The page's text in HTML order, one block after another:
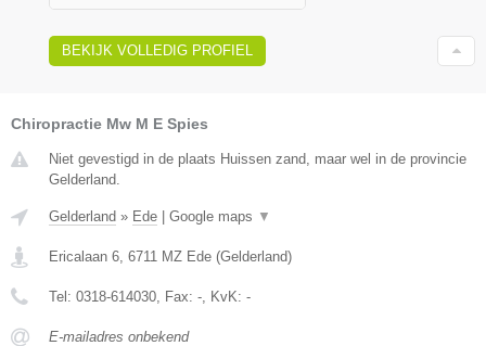
BEKIJK VOLLEDIG PROFIEL
Chiropractie Mw M E Spies
Niet gevestigd in de plaats Huissen zand, maar wel in de provincie
Gelderland.
Gelderland » Ede | Google maps ▼
Ericalaan 6 6711 MZ Ede (Gelderland)
Tel: 0318-614030 , Fax: - , KvK: -
E-mailadres onbekend